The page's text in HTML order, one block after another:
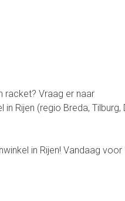
racket? Vraag er naar
Rijen (regio Breda, Tilburg,
in Rijen! Vandaag voor